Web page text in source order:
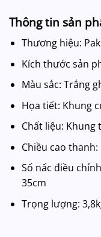
Thông tin sản
Thương hiệu:
Kích thước sản
Màu sắc: Trắng
Họa tiết: Khung
Chất liệu:
Chiều cao
Số nấc điều
35cm
Trọng lượng: